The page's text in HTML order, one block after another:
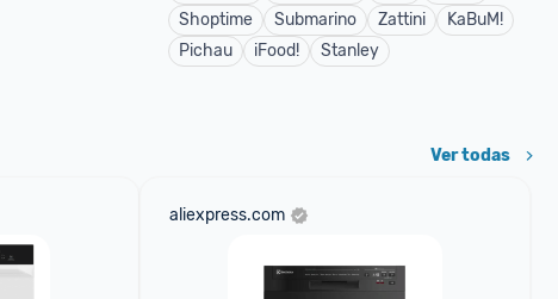
Shoptime
Submarino Zattini
KaBuM!
Pichau
iFood! Stanley
Ver todas
aliexpress.com